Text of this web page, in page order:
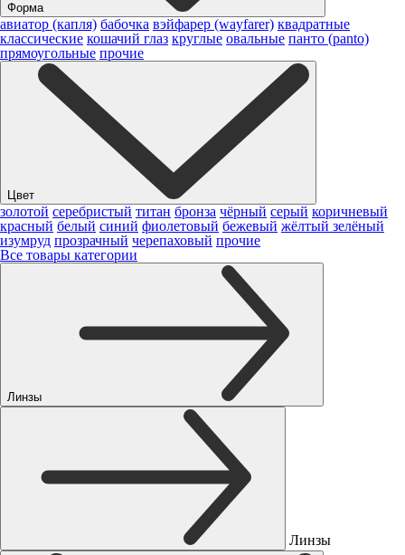
Форма
авиатор (капля) бабочка вэйфарер (wayfarer) квадратные
классические кошачий глаз круглые овальные панто (panto)
прямоугольные прочие
Цвет
золотой серебристый титан бронза чёрный серый коричневый
красный белый синий фиолетовый бежевый жёлтый зелёный
изумруд прозрачный черепаховый прочие
Все товары категории
Линзы
Линзы